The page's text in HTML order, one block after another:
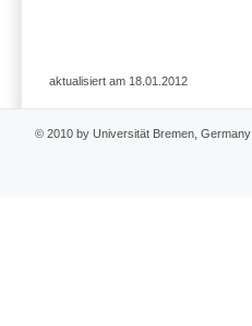
aktualisiert am 18.01.2012
© 2010 by Universität Bremen, Germany